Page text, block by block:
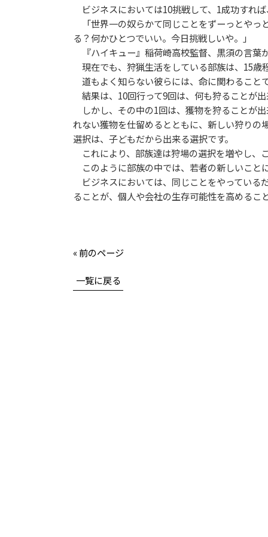
ビジネスにおいては10挑戦して、1成功すれ
「世界一の奴らかて同じことをずーっとやっ
る？何かひとつでいい。今日挑戦しいや。」
『ハイキュー』稲荷崎高校監督、黒須の言葉
現在でも、狩猟生活をしている部族は、15歳
道もよく知らない彼らには、命に関わること
結果は、10回行って9回は、何も狩ることが
しかし、その中の1回は、獲物を狩ることが
れない獲物を仕留めるとともに、新しい狩りの
選択は、子どもだから出来る選択です。
これにより、部族達は狩場の選択を増やし、
このように部族の中では、若者の新しいこと
ビジネスにおいては、同じことをやっている
ることが、個人や会社の生存可能性を高めるこ
« 前のページ
一覧に戻る